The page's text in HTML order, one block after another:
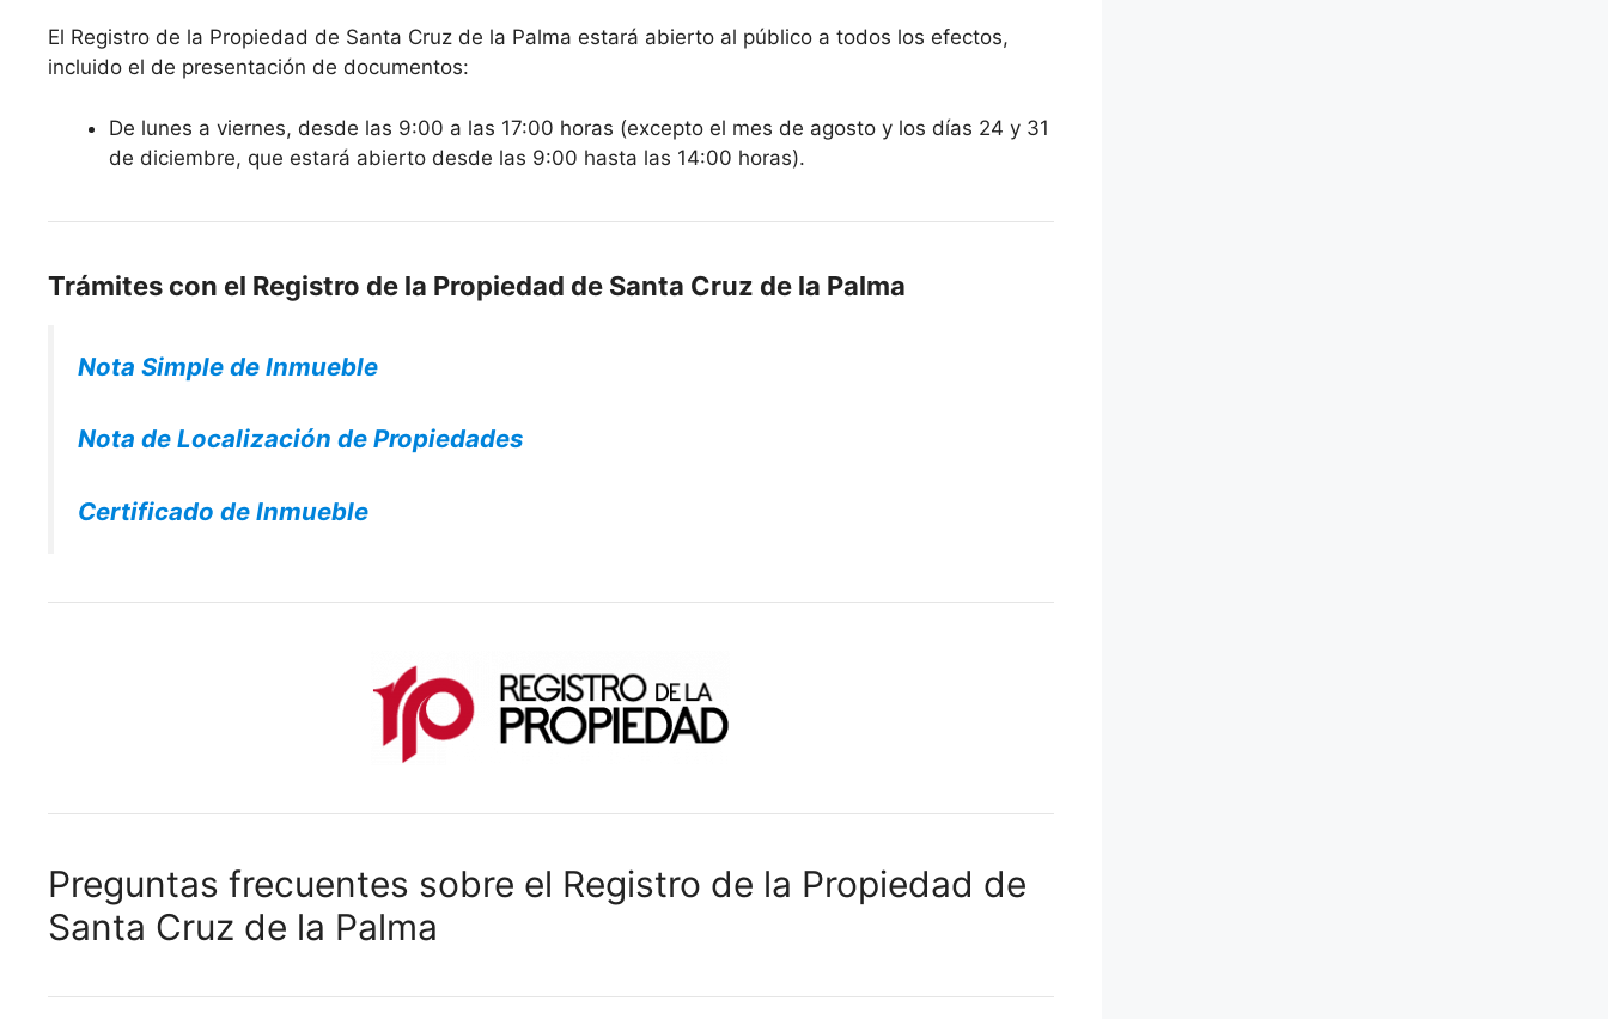
El Registro de la Propiedad de Santa Cruz de la Palma estará abierto al público a todos los efectos,
incluido el de presentación de documentos:
De lunes a viernes, desde las 9:00 a las 17:00 horas (excepto el mes de agosto y los días 24 y 31
de diciembre, que estará abierto desde las 9:00 hasta las 14:00 horas).
Trámites con el Registro de la Propiedad de Santa Cruz de la Palma
Nota Simple de Inmueble
Nota de Localización de Propiedades
Certificado de Inmueble
Preguntas frecuentes sobre el Registro de la Propiedad de
Santa Cruz de la Palma